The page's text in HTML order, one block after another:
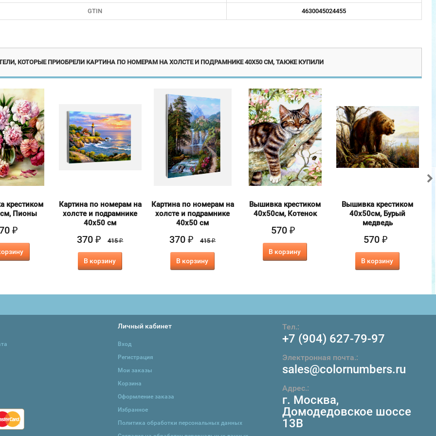
GTIN 4630045024455
КОТОРЫЕ ПРИОБРЕЛИ КАРТИНА ПО НОМЕРАМ НА ХОЛСТЕ И ПОДРАМНИКЕ 40Х50 СМ, ТАКЖЕ КУПИЛИ
крестиком
Пионы
₽
Картина по номерам на
холсте и подрамнике
40х50 см
370₽ 415₽
В корзину
Картина по номерам на
холсте и подрамнике
40х50 см
370₽ 415₽
В корзину
Вышивка крестиком
40х50см, Котенок
570 ₽
В корзину
Вышивка крестиком
40х50см, Бурый
медведь
570 ₽
В корзину
Личный кабинет
Вход
Регистрация
Мои заказы
Корзина
Оформление заказа
Избранное
Политика обработки персональных данных
Тел.:
+7 (904) 627-79-97
Электронная почта.:
sales@colornumbers.ru
Адрес.:
г. Москва,
Домодедовское шоссе
13В